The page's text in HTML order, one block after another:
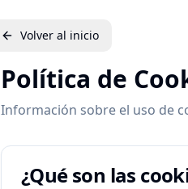
Volver al inicio
Política de
Información sobre el uso de
¿Qué son las